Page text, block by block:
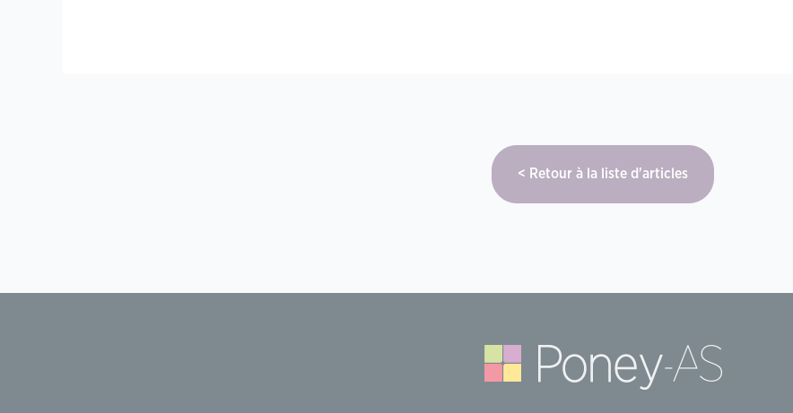
Retour à la liste d'articles